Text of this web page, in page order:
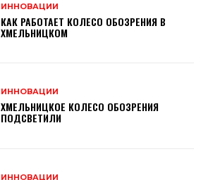
ИННОВАЦИИ
КАК РАБОТАЕТ КОЛЕСО ОБОЗРЕНИЯ В
ХМЕЛЬНИЦКОМ
ИННОВАЦИИ
ХМЕЛЬНИЦКОЕ КОЛЕСО ОБОЗРЕНИЯ
ПОДСВЕТИЛИ
ИННОВАЦИИ